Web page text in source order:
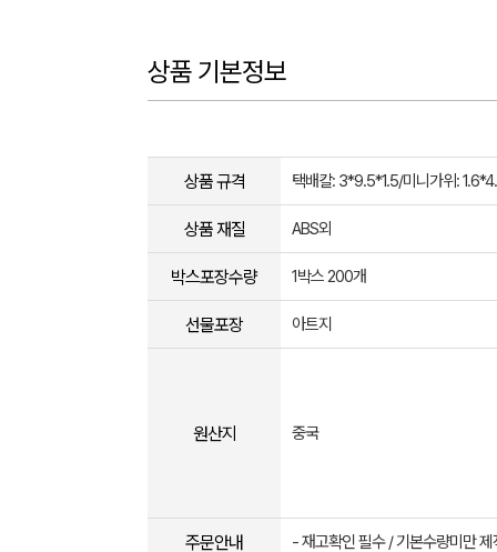
상품 기본정보
상품 규격 택배칼: 3*9.5*1.5/미니가위:
상품 재질 ABS외
박스포장수량 1박스 200개
선물포장 아트지
원산지 중국
주문안내 - 재고확인 필수 / 기본수량미만 제